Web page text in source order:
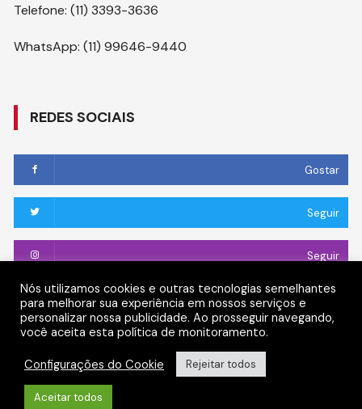
Telefone: (11) 3393-3636
WhatsApp: (11) 99646-9440
REDES SOCIAIS
Gostar
Seguir
Seguir
Conectar
Nós utilizamos cookies e outras tecnologias semelhantes
para melhorar sua experiência em nossos serviços e
personalizar nossa publicidade. Ao prosseguir navegando,
você aceita esta política de monitoramento.
Configurações do Cookie
Rejeitar todos
Aceitar todos